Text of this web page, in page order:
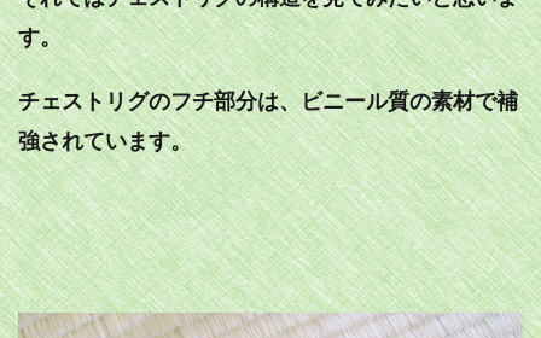
す。
チェストリグのフチ部分は、ビニール質の素材で補
強されています。